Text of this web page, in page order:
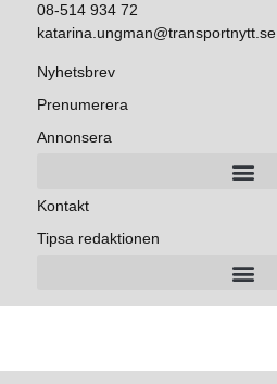
08-514 934 72
katarina.ungman@transportnytt.se
Nyhetsbrev
Prenumerera
Annonsera
Kontakt
Tipsa redaktionen